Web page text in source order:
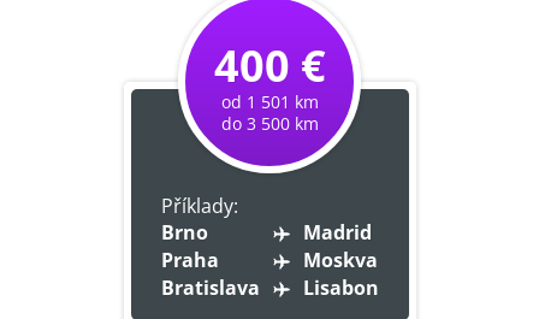
400 €
od 1 501 km
do 3 500 km
Příklady:
Brno
Madrid
Praha
Moskva
Bratislava
Lisabon